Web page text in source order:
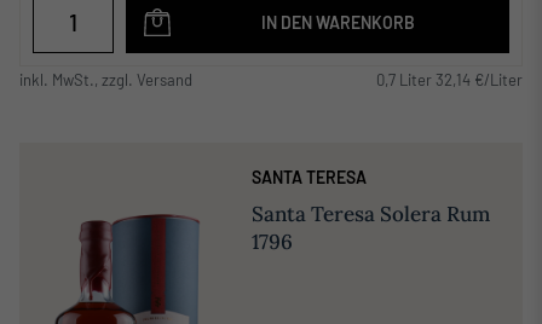
IN DEN WARENKORB
inkl. MwSt., zzgl. Versand 0,7 Liter 32,14 €/Liter
SANTA TERESA
Santa Teresa Solera Rum
1796